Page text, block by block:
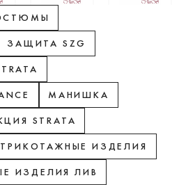
ЗАЩИТА SZG
МАНИШКА
STRATA
ТРИКОТАЖНЫЕ ИЗДЕЛИЯ
ИЗДЕЛИЯ ЛИВ